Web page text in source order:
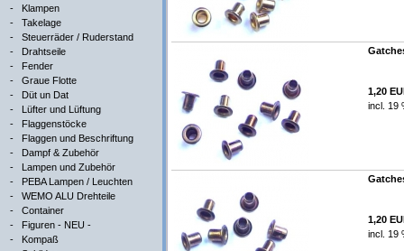
- Klampen
- Takelage
- Steuerräder / Ruderstand
- Drahtseile
- Fender
- Graue Flotte
- Düt un Dat
- Lüfter und Lüftung
- Flaggenstöcke
- Flaggen und Beschriftung
- Dampf & Zubehör
- Lampen und Zubehör
- PEBA Lampen / Leuchten
- WEMO ALU Drehteile
- Container
- Figuren - NEU -
- Kompaß
1,20
incl. 19
1,20
incl. 19